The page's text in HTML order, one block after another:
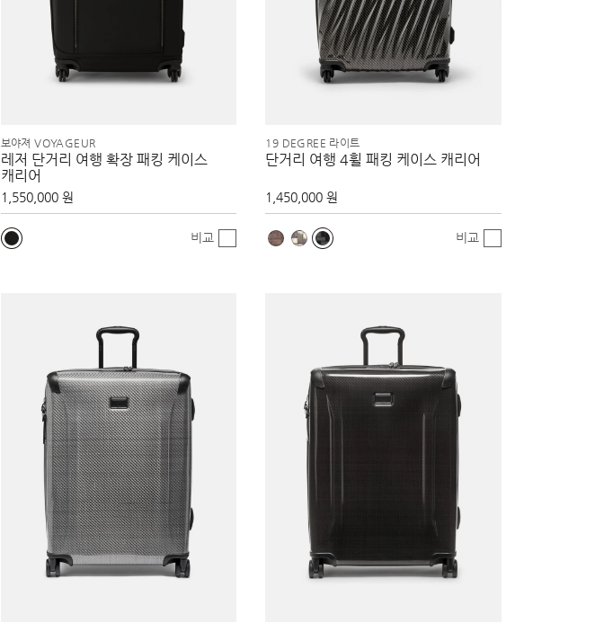
보야져 VOYAGEUR
레저 단거리 여행 확장 패킹 케이스
캐리어
1,550,000 원
비교
19 DEGREE 라이트
단거리 여행 4휠 패킹 케이스 캐리어
1,450,000 원
비교